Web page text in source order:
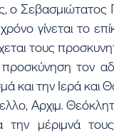
ο
γίνεται το
τους
τον
και την Ιερά και
Αρχιμ.
μέριμνά